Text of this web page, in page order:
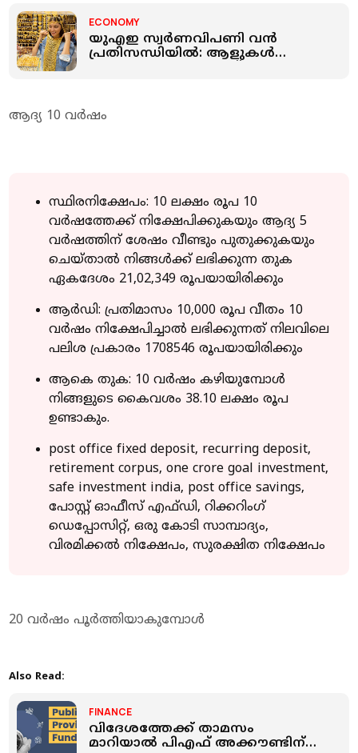
ECONOMY
യുഎഇ സ്വർണവിപണി വന്‍
പ്രതിസന്ധിയില്‍: ആളുകള്‍
ആദ്യ 10 വർഷം
സ്ഥിരനിക്ഷേപം: 10 ലക്ഷം രൂപ 10
വർഷത്തേക്ക് നിക്ഷേപിക്കുകയും ആദ്യ 5
വർഷത്തിന് ശേഷം വീണ്ടും പുതുക്കുകയും
ചെയ്താല്‍ നിങ്ങള്‍ക്ക് ലഭിക്കുന്ന തുക
ഏകദേശം 21,02,349 രൂപയായിരിക്കും
ആർഡി: പ്രതിമാസം 10,000 രൂപ വീതം 10
വർഷം നിക്ഷേപിച്ചാൽ ലഭിക്കുന്നത് നിലവിലെ
പലിശ പ്രകാരം 1708546 രൂപയായിരിക്കും
ആകെ തുക: 10 വർഷം കഴിയുമ്പോൾ
നിങ്ങളുടെ കൈവശം 38.10 ലക്ഷം രൂപ
ഉണ്ടാകും.
post office fixed deposit, recurring deposit,
retirement corpus, one crore goal investment,
safe investment india, post office savings,
പോസ്റ്റ് ഓഫീസ് എഫ്ഡി, റിക്കറിംഗ്
ഡെപ്പോസിറ്റ്, ഒരു കോടി സാമ്പാദ്യം,
വിരമിക്കൽ നിക്ഷേപം, സുരക്ഷിത നിക്ഷേപം
20 വർഷം പൂർത്തിയാകുമ്പോള്‍
Also Read:
FINANCE
വിദേശത്തേക്ക് താമസം
മാറിയാല്‍ പിഎഫ് അക്കൗണ്ടിന്